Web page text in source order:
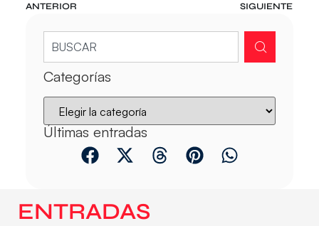
ANTERIOR SIGUIENTE
Categorías
Últimas entradas
ENTRADAS